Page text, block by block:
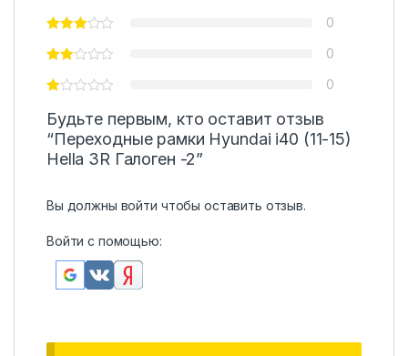
0
0
0
Будьте первым, кто оставит отзыв
“Переходные рамки Hyundai i40 (11-15)
Hella 3R Галоген -2”
Вы должны войти чтобы оставить отзыв.
Войти с помощью: